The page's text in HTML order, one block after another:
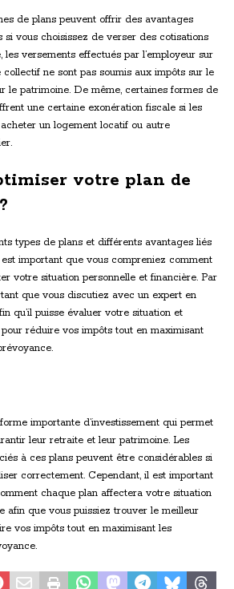
de plans peuvent offrir des avantages
si vous choisissez de verser des cotisations
les versements effectués par l’employeur sur
collectif ne sont pas soumis aux impôts sur le
le patrimoine. De même, certaines formes de
une certaine exonération fiscale si les
un logement locatif ou autre
votre plan de
types de plans et différents avantages liés
est important que vous compreniez comment
votre situation personnelle et financière. Par
que vous discutiez avec un expert en
qu’il puisse évaluer votre situation et
réduire vos impôts tout en maximisant
importante d’investissement qui permet
leur retraite et leur patrimoine. Les
à ces plans peuvent être considérables si
correctement. Cependant, il est important
chaque plan affectera votre situation
afin que vous puissiez trouver le meilleur
vos impôts tout en maximisant les